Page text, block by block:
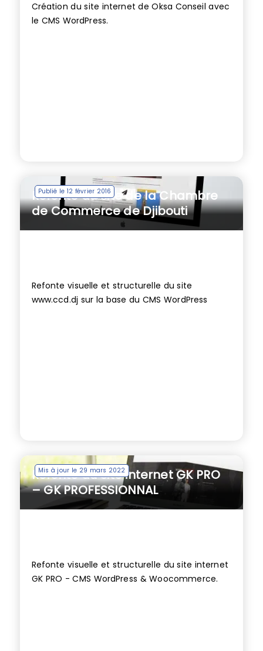
Création du site internet de Oksa Conseil avec
le CMS WordPress.
Publié le 12 février 2016
Refonte du site de la Chambre
de Commerce de Djibouti
Refonte visuelle et structurelle du site
www.ccd.dj sur la base du CMS WordPress
Mis à jour le 29 mars 2022
Refonte du site internet GK PRO
– GK PROFESSIONNAL
Refonte visuelle et structurelle du site internet
GK PRO - CMS WordPress & Woocommerce.